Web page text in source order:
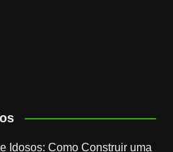
Idosos: Como Construir uma